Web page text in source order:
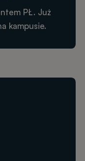
PŁ. Już
kampusie.